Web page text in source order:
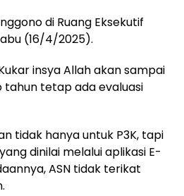
di Ruang Eksekutif
(16/4/2025).
insya Allah akan sampai
tahun tetap ada evaluasi
tidak hanya untuk P3K, tapi
dinilai melalui aplikasi E-
ASN tidak terikat